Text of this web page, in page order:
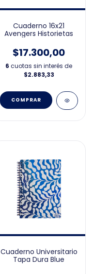
Cuaderno 16x21
Avengers Historietas
$17.300,00
6 cuotas sin interés de
$2.883,33
Cuaderno Universitario
Tapa Dura Blue